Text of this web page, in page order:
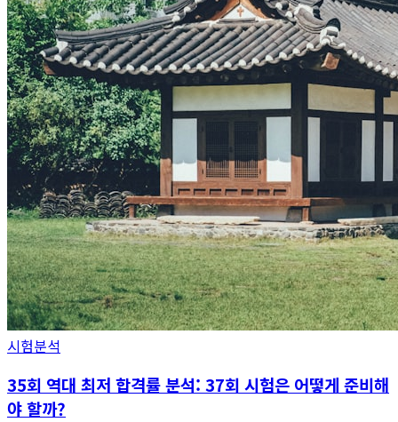
시험분석
35회 역대 최저 합격률 분석: 37회 시험은 어떻게 준비해
야 할까?